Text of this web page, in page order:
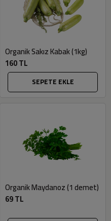
Organik Sakız Kabak (1kg)
160 TL
SEPETE EKLE
Organik Maydanoz (1 demet)
69 TL